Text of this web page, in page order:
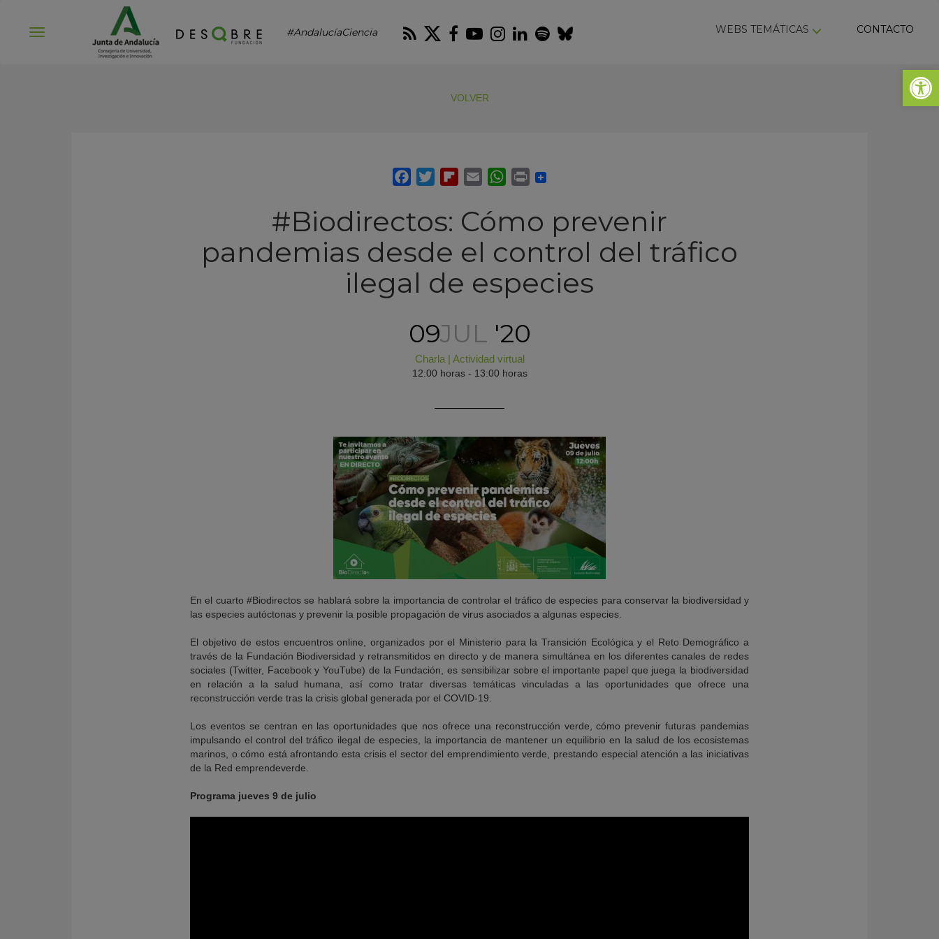
Abrir
#AndalucíaCiencia RSS Twitter
Facebook
Youtube
Instagram
LinkedIn
Spotify
Bluesky WEBS TEMÁTICAS CONTACTO
VOLVER
#Biodirectos: Cómo prevenir
pandemias desde el control del tráfico
ilegal de especies
09JUL '20
Charla| Actividad virtual
12:00 horas - 13:00 horas
En el cuarto #Biodirectos se hablará sobre la importancia de controlar el tráfico de especies para conservar la biodiversidad y
las especies autóctonas y prevenir la posible propagación de virus asociados a algunas especies.
El objetivo de estos encuentros online, organizados por el Ministerio para la Transición Ecológica y el Reto Demográfico a
través de la Fundación Biodiversidad y retransmitidos en directo y de manera simultánea en los diferentes canales de redes
sociales (Twitter, Facebook y YouTube) de la Fundación, es sensibilizar sobre el importante papel que juega la biodiversidad
en relación a la salud humana, así como tratar diversas temáticas vinculadas a las oportunidades que ofrece una
reconstrucción verde tras la crisis global generada por el COVID-19.
Los eventos se centran en las oportunidades que nos ofrece una reconstrucción verde, cómo prevenir futuras pandemias
impulsando el control del tráfico ilegal de especies, la importancia de mantener un equilibrio en la salud de los ecosistemas
marinos, o cómo está afrontando esta crisis el sector del emprendimiento verde, prestando especial atención a las iniciativas
de la Red emprendeverde.
Programa jueves 9 de julio